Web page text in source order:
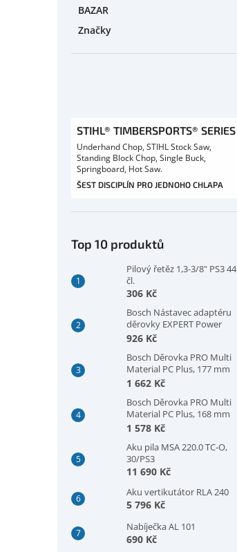
BAZAR
Značky
STIHL® TIMBERSPORTS® SERIES
Underhand Chop, STIHL Stock Saw,
Standing Block Chop, Single Buck,
Springboard, Hot Saw.
ŠEST DISCIPLÍN PRO JEDNOHO CHLAPA
Top 10 produktů
Pilový řetěz 1,3-3/8" PS3 44
čl.
306 Kč
Bosch Nástavec adaptéru
děrovky EXPERT Power
Change Plus, šestihranná
(2608902032)
926 Kč
Bosch Děrovka PRO Multi
Material PC Plus, 177 mm
(2608594421)
1 662 Kč
Bosch Děrovka PRO Multi
Material PC Plus, 168 mm
(2608594420)
1 578 Kč
Aku pila MSA 220.0 TC-O,
30/PS3
11 690 Kč
Aku vertikutátor RLA 240
5 796 Kč
Nabíječka AL 101
690 Kč